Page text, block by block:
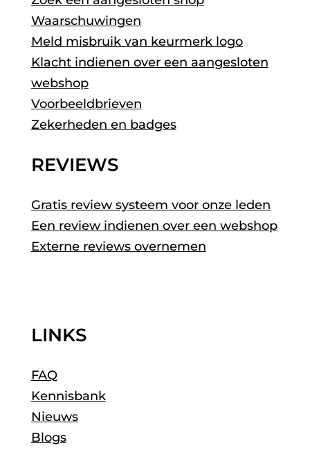
Waarschuwingen
Meld misbruik van keurmerk logo
Klacht indienen over een aangesloten
webshop
Voorbeeldbrieven
Zekerheden en badges
REVIEWS
Gratis review systeem voor onze leden
Een review indienen over een webshop
Externe reviews overnemen
LINKS
FAQ
Kennisbank
Nieuws
Blogs